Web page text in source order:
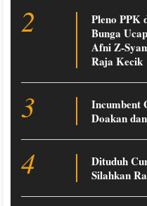
2
Pleno PPK
Bunga
Afni Z-
Raja Kecik
3
Incumbent
Doakan
4
Dituduh
Silahkan